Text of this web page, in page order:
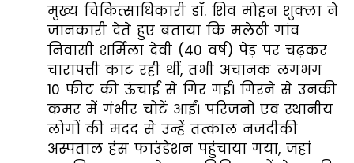
मुख्य चिकित्साधिकारी डॉ. शिव मोहन शुक्ला ने
जानकारी देते हुए बताया कि मलेठी गांव
निवासी शर्मिला देवी (40 वर्ष) पेड़ पर चढ़कर
चारापत्ती काट रही थीं, तभी अचानक लगभग
10 फीट की ऊंचाई से गिर गईं। गिरने से उनकी
कमर में गंभीर चोटें आईं। परिजनों एवं स्थानीय
लोगों की मदद से उन्हें तत्काल नजदीकी
अस्पताल हंस फाउंडेशन पहुंचाया गया, जहां